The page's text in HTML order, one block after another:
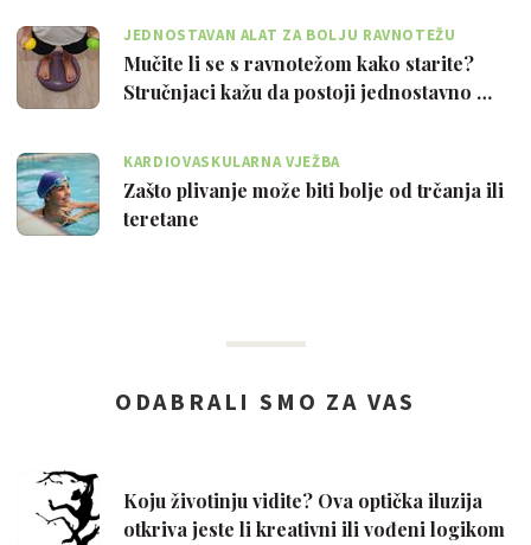
JEDNOSTAVAN ALAT ZA BOLJU RAVNOTEŽU
Mučite li se s ravnotežom kako starite?
Stručnjaci kažu da postoji jednostavno …
KARDIOVASKULARNA VJEŽBA
Zašto plivanje može biti bolje od trčanja ili
teretane